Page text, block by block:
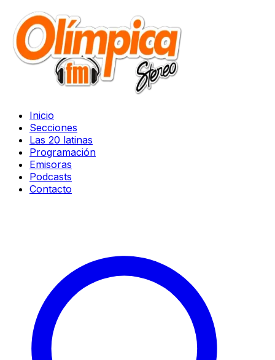
Inicio
Secciones
Las 20 latinas
Programación
Emisoras
Podcasts
Contacto